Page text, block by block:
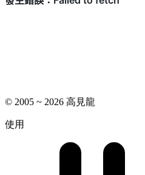
© 2005 ~ 2026 高見龍
使用